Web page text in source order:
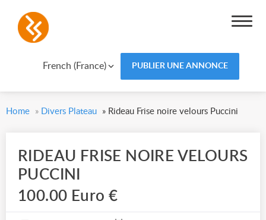
French (France) PUBLIER UNE ANNONCE
Home » Divers Plateau » Rideau Frise noire velours Puccini
RIDEAU FRISE NOIRE VELOURS
PUCCINI
100.00 Euro €